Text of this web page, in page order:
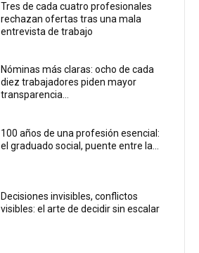
Tres de cada cuatro profesionales
rechazan ofertas tras una mala
entrevista de trabajo
Nóminas más claras: ocho de cada
diez trabajadores piden mayor
transparencia...
100 años de una profesión esencial:
el graduado social, puente entre la...
Decisiones invisibles, conflictos
visibles: el arte de decidir sin escalar